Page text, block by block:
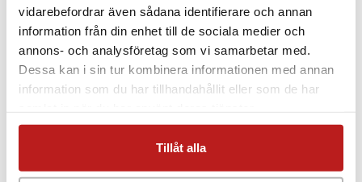
vidarebefordrar även sådana identifierare och annan
information från din enhet till de sociala medier och
annons- och analysföretag som vi samarbetar med.
Dessa kan i sin tur kombinera informationen med annan
information som du har tillhandahållit eller som de har
Tillåt alla
Förpackningar för livsmedel och läkemedel
G-kraft under sjukgymnastik
Efter att ha upptäckt att vibrationsstimuli...